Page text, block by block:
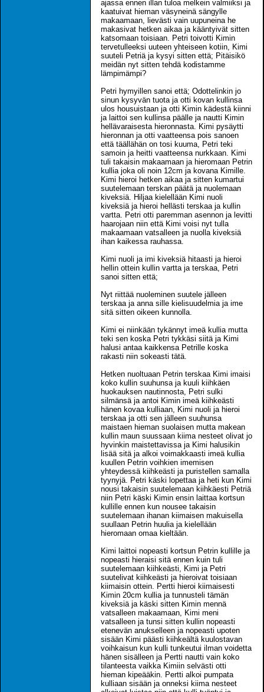
ajassa ennen illan tuloa melkein valmiiksi ja
kaatuivat hieman väsyneinä sängylle
makaamaan, lievästi vain uupuneina he
makasivat hetken aikaa ja kääntyivät sitten
katsomaan toisiaan. Petri toivotti Kimin
tervetulleeksi uuteen yhteiseen kotiin, Kimi
suuteli Petriä ja kysyi sitten että; Pitäisikö
meidän nyt sitten tehdä kodistamme
lämpimämpi?
Petri hymyillen sanoi että; Odottelinkin jo
sinun kysyvän tuota ja otti kovan kullinsa
ulos housuistaan ja otti Kimin kädestä kiinni
ja laittoi sen kullinsa päälle ja nautti Kimin
hellävaraisesta hieronnasta. Kimi pysäytti
hieronnan ja otti vaatteensa pois sanoen
että täällähän on tosi kuuma, Petri teki
samoin ja heitti vaatteensa nurkkaan. Kimi
tuli takaisin makaamaan ja hieromaan Petrin
kullia joka oli noin 12cm ja kovana Kimille.
Kimi hieroi hetken aikaa ja sitten kumartui
suutelemaan terskan päätä ja nuolemaan
kiveksiä. Hiljaa kielellään Kimi nuoli
kiveksiä ja hieroi hellästi terskaa ja kullin
vartta. Petri otti paremman asennon ja levitti
haarojaan niin että Kimi voisi nyt tulla
makaamaan vatsalleen ja nuolla kiveksiä
ihan kaikessa rauhassa.
Kimi nuoli ja imi kiveksiä hitaasti ja hieroi
hellin ottein kullin vartta ja terskaa, Petri
sanoi sitten että;
Nyt riittää nuoleminen suutele jälleen
terskaa ja anna sille kielisuudelmia ja ime
sitä sitten oikeen kunnolla.
Kimi ei niinkään tykännyt imeä kullia mutta
teki sen koska Petri tykkäsi siitä ja Kimi
halusi antaa kaikkensa Petrille koska
rakasti niin sokeasti tätä.
Hetken nuoltuaan Petrin terskaa Kimi imaisi
koko kullin suuhunsa ja kuuli kiihkäen
huokauksen nautinnosta, Petri sulki
silmänsä ja antoi Kimin imeä kiihkeästi
hänen kovaa kulliaan, Kimi nuoli ja hieroi
terskaa ja otti sen jälleen suuhunsa
maistaen hieman suolaisen mutta makean
kullin maun suussaan kiima nesteet olivat jo
hyvinkin maistettavissa ja Kimi halusikin
lisää sitä ja alkoi voimakkaasti imeä kullia
kuullen Petrin voihkien imemisen
yhteydessä kiihkeästi ja puristellen samalla
tyynyjä. Petri käski lopettaa ja heti kun Kimi
nousi takaisin suutelemaan kiihkäesti Petriä
niin Petri käski Kimin ensin laittaa kortsun
kullille ennen kun nousee takaisin
suutelemaan ihanan kiimaisen makuisella
suullaan Petrin huulia ja kielellään
hieromaan omaa kieltään.
Kimi laittoi nopeasti kortsun Petrin kullille ja
nopeasti hieraisi sitä ennen kuin tuli
suutelemaan kiihkeästi, Kimi ja Petri
suutelivat kiihkeästi ja hieroivat toisiaan
kiimaisin ottein. Pertti hieroi kiimaisesti
Kimin 20cm kullia ja tunnusteli tämän
kiveksiä ja käski sitten Kimin mennä
vatsalleen makaamaan, Kimi meni
vatsalleen ja tunsi sitten kullin nopeasti
etenevän anukselleen ja nopeasti upoten
sisään Kimi päästi kiihkeältä kuulostavan
voihkaisun kun kulli tunkeutui ilman voidetta
hänen sisälleen ja Pertti nautti vain koko
tilanteesta vaikka Kimiin selvästi otti
hieman kipeääkin. Pertti alkoi pumpata
kulliaan sisään ja onneksi kiima nesteet